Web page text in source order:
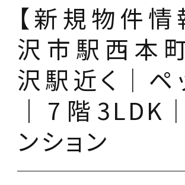
店舗情報
金沢本店
松本支店
物件情報
買いたい方
売りたい方
【新規物件情
沢市駅西本
沢駅近く│ペ
｜7階
ンション